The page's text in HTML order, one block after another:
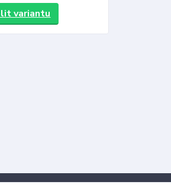
variantu